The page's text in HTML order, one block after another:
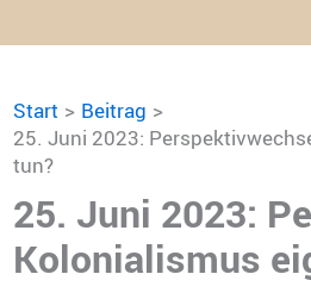
Start
Beitrag
25. Juni 2023:
tun?
25. Juni 2023:
Kolonialismus